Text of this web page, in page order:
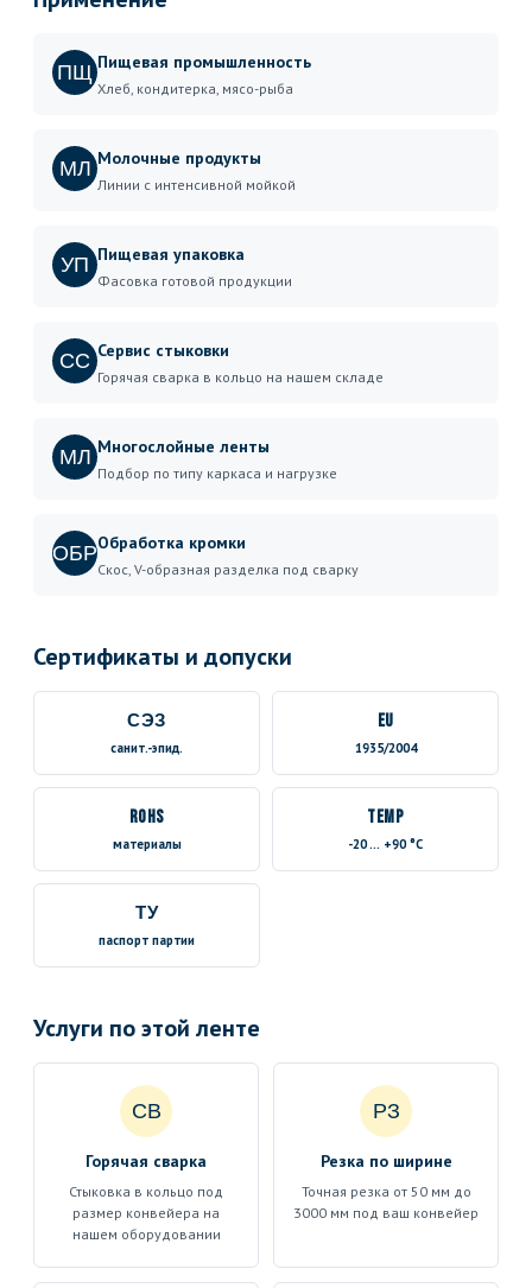
ПЩ Пищевая промышленность
Хлеб, кондитерка, мясо-рыба
МЛ Молочные продукты
Линии с интенсивной мойкой
УП Пищевая упаковка
Фасовка готовой продукции
СС Сервис стыковки
Горячая сварка в кольцо на нашем складе
МЛ Многослойные ленты
Подбор по типу каркаса и нагрузке
ОБРОбработка кромки
Скос, V-образная разделка под сварку
Сертификаты и допуски
СЭЗ
санит.-эпид.
EU
1935/2004
RoHS
материалы
TEMP
-20 … +90 °C
ТУ
паспорт партии
Услуги по этой ленте
СВ
Горячая сварка
Стыковка в кольцо под
размер конвейера на
нашем оборудовании
РЗ
Резка по ширине
Точная резка от 50 мм до
3000 мм под ваш конвейер